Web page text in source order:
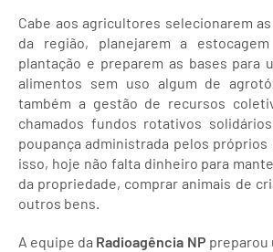
Cabe aos agricultores selecionarem
da região, planejarem a
plantação e preparem as bases para
alimentos sem uso algum de
também a gestão de recursos
chamados fundos rotativos
poupança administrada pelos próprios
isso, hoje não falta dinheiro para
da propriedade, comprar animais de
outros bens.
A equipe da Radioagência NP preparou